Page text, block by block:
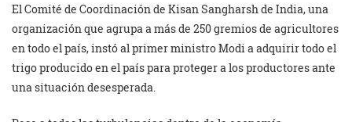
El Comité de Coordinación de Kisan Sangharsh de India, una
organización que agrupa a más de 250 gremios de agricultores
en todo el país, instó al primer ministro Modi a adquirir todo el
trigo producido en el país para proteger a los productores ante
una situación desesperada.